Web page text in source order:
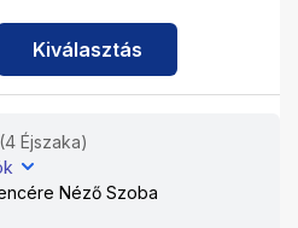
Kiválasztás
(4 Éjszaka)
Néző Szoba